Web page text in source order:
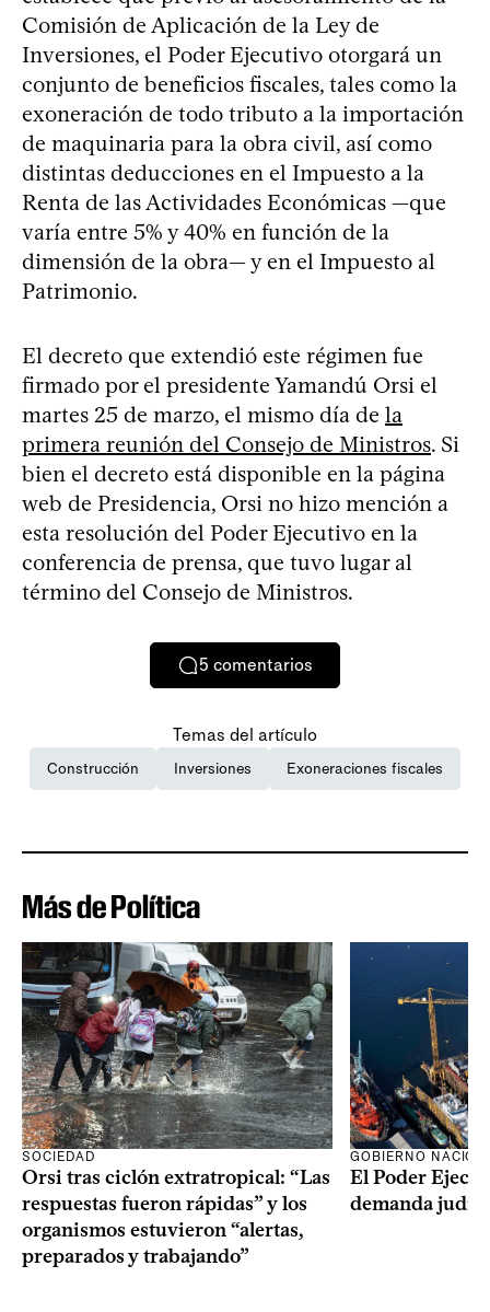
Comisión de Aplicación de la Ley de
Inversiones, el Poder Ejecutivo otorgará un
conjunto de beneficios fiscales, tales como la
exoneración de todo tributo a la importación
de maquinaria para la obra civil, así como
distintas deducciones en el Impuesto a la
Renta de las Actividades Económicas —que
varía entre 5% y 40% en función de la
dimensión de la obra— y en el Impuesto al
Patrimonio.
El decreto que extendió este régimen fue
firmado por el presidente Yamandú Orsi el
martes 25 de marzo, el mismo día de la
primera reunión del Consejo de Ministros. Si
bien el decreto está disponible en la página
web de Presidencia, Orsi no hizo mención a
esta resolución del Poder Ejecutivo en la
conferencia de prensa, que tuvo lugar al
término del Consejo de Ministros.
5 comentarios
Temas del artículo
Construcción Inversiones Exoneraciones fiscales
Más de Política
SOCIEDAD
Orsi tras ciclón extratropical: “Las
respuestas fueron rápidas” y los
organismos estuvieron “alertas,
preparados y trabajando”
GOBIERNO
El Poder
demanda